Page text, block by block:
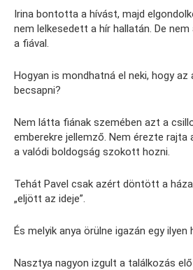
Irina bontotta a hívást, majd
nem lelkesedett a hír hallatán. De
a fiával.
Hogyan is mondhatná el neki, hogy
becsapni?
Nem látta fiának szemében azt a
emberekre jellemző. Nem érezte
a valódi boldogság szokott hozni.
Tehát Pavel csak azért döntött a
„eljött az ideje”.
És melyik anya örülne igazán egy ilyen
Nasztya nagyon izgult a találkozás